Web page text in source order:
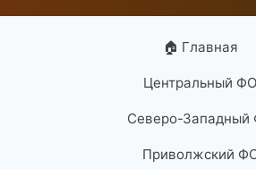
🏠 Главная
Центральный ФО
Северо-Западный
Приволжский